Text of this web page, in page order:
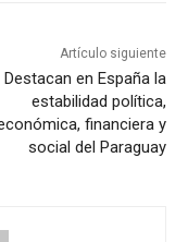
Artículo siguiente
Destacan en España la
estabilidad política,
financiera y
social del Paraguay